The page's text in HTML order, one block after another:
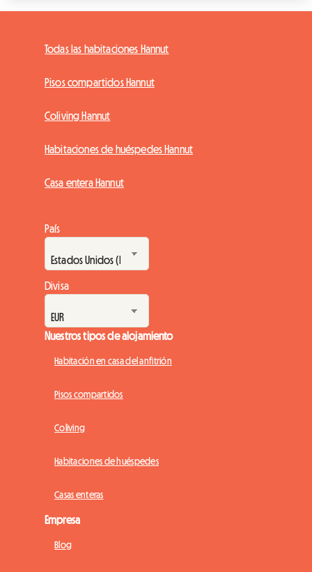
Todas las habitaciones Hannut
Pisos compartidos Hannut
Coliving Hannut
Habitaciones de huéspedes Hannut
Casa entera Hannut
País
Divisa
Nuestros tipos de alojamiento
Habitación en casa del anfitrión
Pisos compartidos
Coliving
Habitaciones de huéspedes
Casas enteras
Empresa
Blog